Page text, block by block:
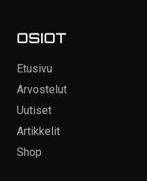
OSIOT
Etusivu
Arvostelut
Uutiset
Artikkelit
Shop